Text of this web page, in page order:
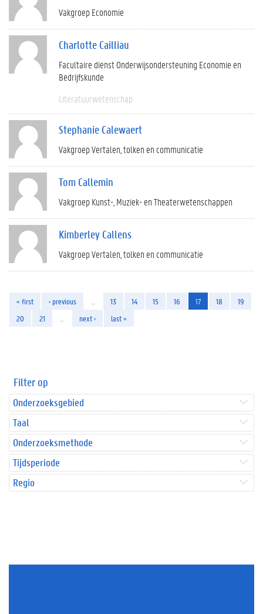
Vakgroep Economie
Charlotte Cailliau
Facultaire dienst Onderwijsondersteuning Economie en
Bedrijfskunde
Literatuurwetenschap
Stephanie Calewaert
Vakgroep Vertalen, tolken en communicatie
Tom Callemin
Vakgroep Kunst-, Muziek- en Theaterwetenschappen
Kimberley Callens
Vakgroep Vertalen, tolken en communicatie
« first ‹ previous 13 14 15 16 17 18
19
20
21 next › last »
Filter op
Onderzoeksgebied
Taal
Onderzoeksmethode
Tijdsperiode
Regio